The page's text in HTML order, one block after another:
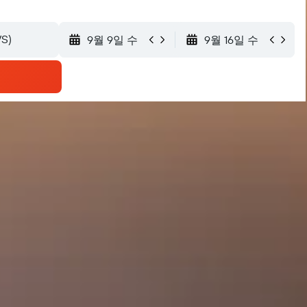
9월 9일 수 9월 16일 수